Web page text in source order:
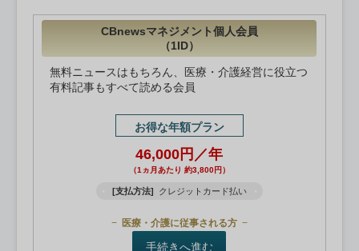
CBnewsマネジメント個人会員
（1ID）
無料ニュースはもちろん、医療・介護経営に役立つ
有料記事もすべて読める会員
お得な年額プラン
46,000円／年
（1ヵ月あたり 約3,800円）
[支払方法] クレジットカード払い
医療・介護に従事される方
手続きへ進む